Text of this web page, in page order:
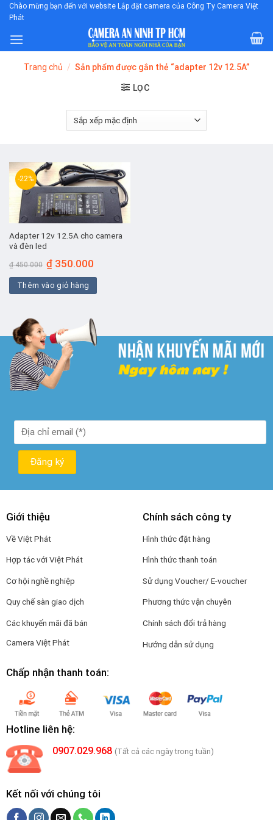
Skip
content
Chào mừng bạn đến với website Lắp đặt camera của Công Ty Camera Việt
Phát
Trang chủ / Sản phẩm được gắn thẻ “adapter 12v 12.5A”
LỌC
-22%
Adapter 12v 12.5A cho camera
và đèn led
₫450.000 Giá
gốc
là:
₫ 450.000.
₫ 350.000
tại
₫ 350.000.
Thêm vào giỏ hàng
Giới thiệu
Về Việt Phát
Hợp tác với Việt Phát
Cơ hội nghề nghiệp
Quy chế sàn giao dịch
Các khuyến mãi đã bán
Camera Việt Phát
Chính sách công ty
Hình thức đặt hàng
Hình thức thanh toán
Sử dụng Voucher/ E-voucher
Phương thức vận chuyên
Chính sách đổi trả hàng
Hướng dẫn sử dụng
Chấp nhận thanh toán:
Hotline liên hệ:
0907.029.968 (Tất cả các ngày trong tuần)
Kết nối với chúng tôi